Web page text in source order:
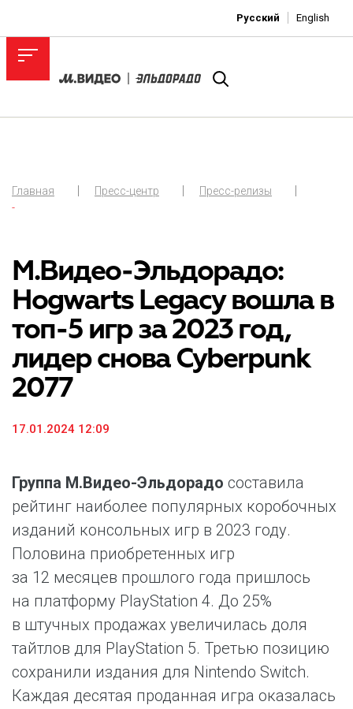
Русский English
Главная Пресс-центр
Пресс-релизы
-
М.Видео-Эльдорадо:
Hogwarts Legacy вошла в
топ-5 игр за 2023 год,
лидер снова Cyberpunk
2077
17.01.2024 12:09
Группа М.Видео-Эльдорадо составила
рейтинг наиболее популярных коробочных
изданий консольных игр в 2023 году.
Половина приобретенных игр
за 12 месяцев прошлого года пришлось
на платформу PlayStation 4. До 25%
в штучных продажах увеличилась доля
тайтлов для PlayStation 5. Третью позицию
сохранили издания для Nintendo Switch.
Каждая десятая проданная игра оказалась